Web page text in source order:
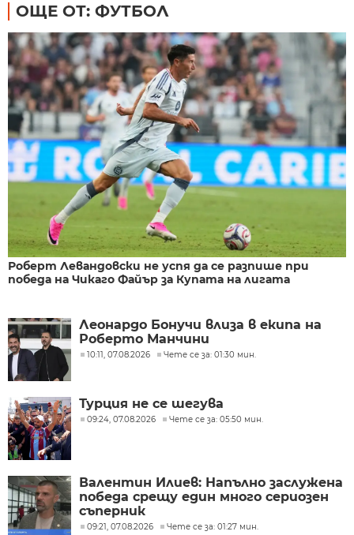
ОЩЕ ОТ: ФУТБОЛ
Роберт Левандовски не успя да се разпише при
победа на Чикаго Файър за Купата на лигата
Леонардо Бонучи влиза в екипа на
Роберто Манчини
10:11, 07.08.2026 Чете се за: 01:30 мин.
Турция не се шегува
09:24, 07.08.2026 Чете се за: 05:50 мин.
Валентин Илиев: Напълно заслужена
победа срещу един много сериозен
съперник
09:21, 07.08.2026 Чете се за: 01:27 мин.